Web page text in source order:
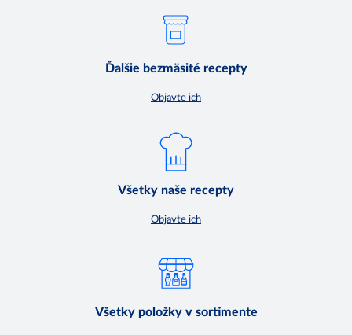
Ďalšie bezmäsité recepty
Objavte ich
Všetky naše recepty
Objavte ich
Všetky položky v sortimente